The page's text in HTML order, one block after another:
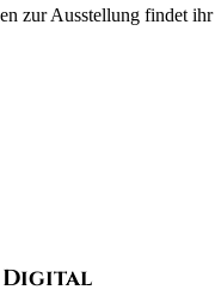
zur Ausstellung findet ihr